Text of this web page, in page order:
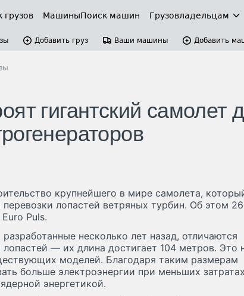
грузов МашиныПоиск машин Грузовладельцам
Добавить груз Ваши машины Добавить
гигантский самолет
крупнейшего в мире самолета,
перевозки лопастей ветряных турбин. Об этом 26
Puls.
несколько лет назад, отличаются
— их длина достигает 104 метров. Это
моделей. Благодаря таким размерам
больше электроэнергии при меньших
энергетикой.